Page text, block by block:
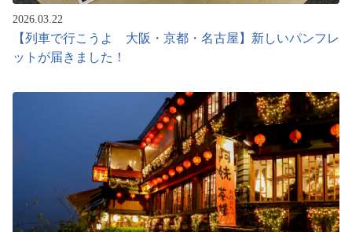
2026.03.22
【列車で行こうよ 大阪・京都・名古屋】新しいパンフレ
ットが届きました！